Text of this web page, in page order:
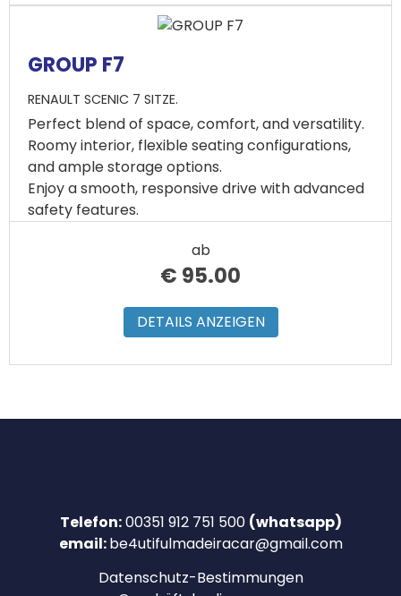
GROUP F7
RENAULT SCENIC 7 SITZE.
Perfect blend of space, comfort, and versatility.
Roomy interior, flexible seating configurations,
and ample storage options.
Enjoy a smooth, responsive drive with advanced
safety features.
ab
€ 95.00
DETAILS ANZEIGEN
Telefon:00351 912 751 500 (whatsapp)
email:be4utifulmadeiracar@gmail.com
Datenschutz-Bestimmungen